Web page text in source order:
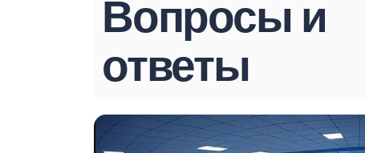
Вопросы и
ответы